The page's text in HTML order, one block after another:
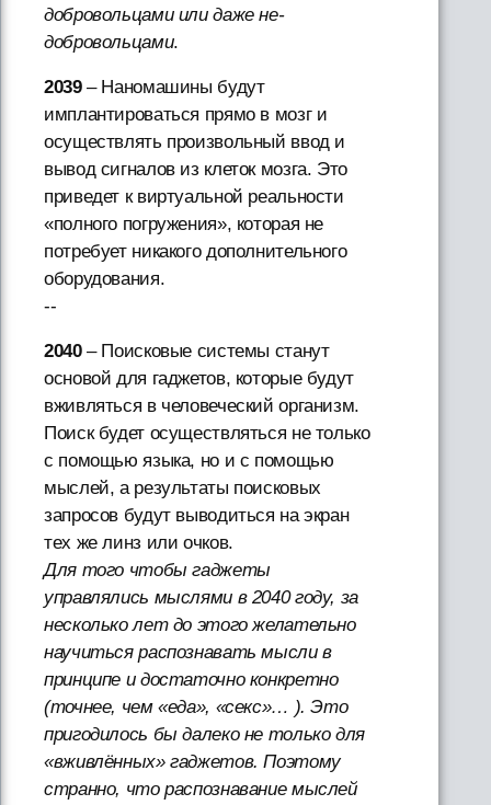
добровольцами или даже не-
добровольцами.
2039– Наномашины будут
имплантироваться прямо в мозг и
осуществлять произвольный ввод и
вывод сигналов из клеток мозга. Это
приведет к виртуальной реальности
«полного погружения», которая не
потребует никакого дополнительного
оборудования.
--
2040– Поисковые системы станут
основой для гаджетов, которые будут
вживляться в человеческий организм.
Поиск будет осуществляться не только
с помощью языка, но и с помощью
мыслей, а результаты поисковых
запросов будут выводиться на экран
тех же линз или очков.
Для того чтобы гаджеты
управлялись мыслями в 2040 году, за
несколько лет до этого желательно
научиться распознавать мысли в
принципе и достаточно конкретно
(точнее, чем «еда», «секс»… ). Это
пригодилось бы далеко не только для
«вживлённых» гаджетов. Поэтому
странно, что распознавание мыслей